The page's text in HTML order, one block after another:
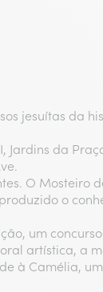
jesuítas da
Jardins da
O Mosteiro
o
um
artística, a
à Camélia,